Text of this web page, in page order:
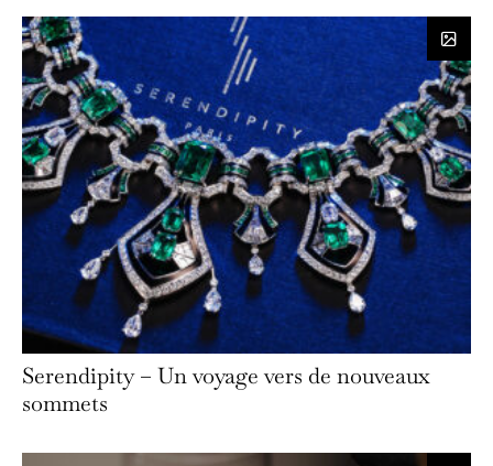
Serendipity – Un voyage vers de nouveaux
sommets